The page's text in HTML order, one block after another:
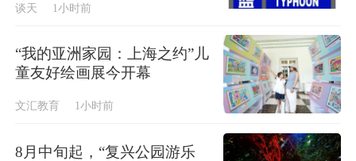
谈天 1小时前
“我的亚洲家园：上海之约”儿
童友好绘画展今开幕
文汇教育 1小时前
8月中旬起，“复兴公园游乐